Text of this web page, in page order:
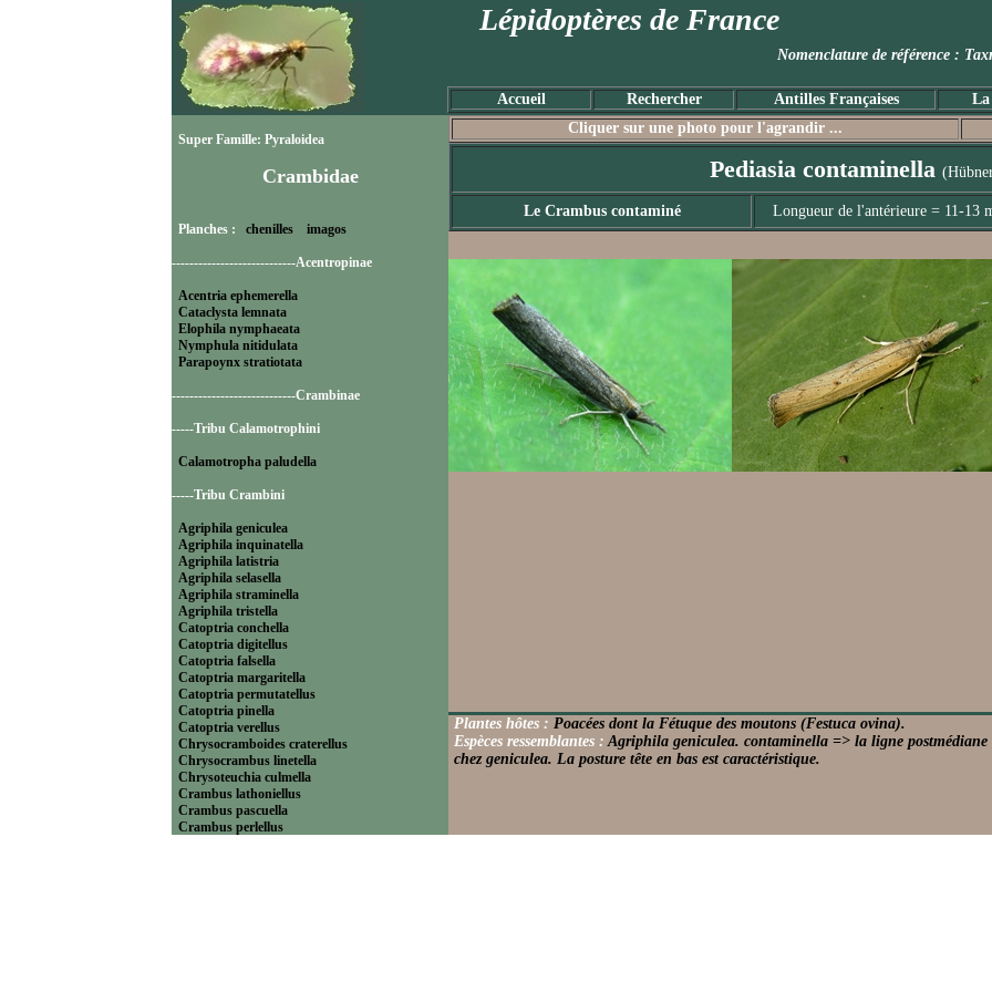
Lépidoptères de France
Nomenclature de référence
Accueil Rechercher Antilles Françaises La
Super Famille: Pyraloidea
Crambidae
Planches : chenilles imagos
----------------------------Acentropinae
Acentria ephemerella
Cataclysta lemnata
Elophila nymphaeata
Nymphula nitidulata
Parapoynx stratiotata
----------------------------Crambinae
-----Tribu Calamotrophini
Calamotropha paludella
-----Tribu Crambini
Agriphila geniculea
Agriphila inquinatella
Agriphila latistria
Agriphila selasella
Agriphila straminella
Agriphila tristella
Catoptria conchella
Catoptria digitellus
Catoptria falsella
Catoptria margaritella
Catoptria permutatellus
Catoptria pinella
Catoptria verellus
Chrysocramboides craterellus
Chrysocrambus linetella
Chrysoteuchia culmella
Crambus lathoniellus
Crambus pascuella
Crambus perlellus
Cliquer sur une photo pour l'agrandir ...
Pediasia contaminella
Le Crambus contaminé Longueur de l'antérieure = 11-13
Plantes hôtes : Poacées dont la Fétuque des moutons (Festuca ovina).
Espèces ressemblantes :Agriphila geniculea. contaminella => la ligne
chez geniculea. La posture tête en bas est caractéristique.